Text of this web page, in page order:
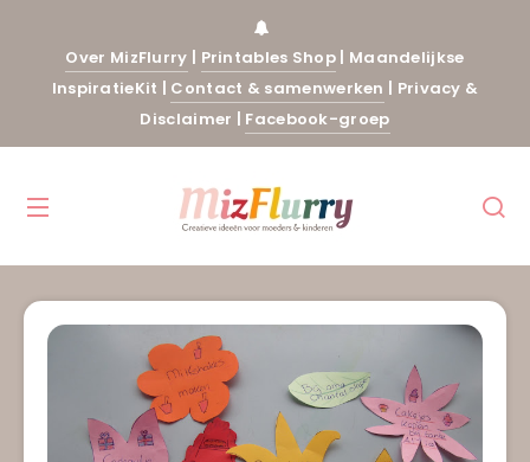
Over MizFlurry | Printables Shop | Maandelijkse
InspiratieKit | Contact & samenwerken | Privacy &
Disclaimer | Facebook-groep